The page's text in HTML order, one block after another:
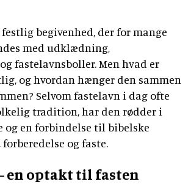
begivenhed, der for mange
med udklædning,
fastelavnsboller. Men hvad er
og hvordan hænger den sammen
Selvom fastelavn i dag ofte
tradition, har den rødder i
en forbindelse til bibelske
og faste.
en optakt til fasten